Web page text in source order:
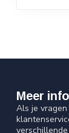
Meer
Als je